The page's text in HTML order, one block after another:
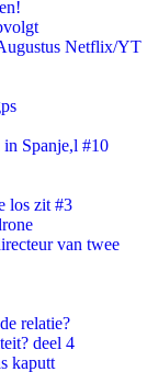
Netflix/YT
in Spanje,l #10
los zit #3
van twee
relatie?
deel 4
kaputt